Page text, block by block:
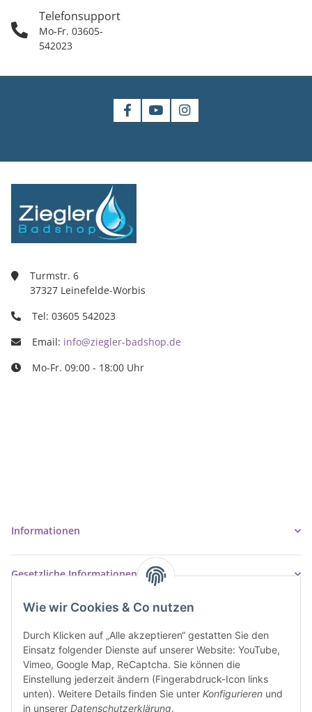
Wie wir Cookies & Co nutzen
Durch Klicken auf „Alle akzeptieren“ gestatten Sie den
Einsatz folgender Dienste auf unserer Website: YouTube,
Vimeo, Google Map, ReCaptcha. Sie können die
Einstellung jederzeit ändern (Fingerabdruck-Icon links
unten). Weitere Details finden Sie unter Konfigurieren und
in unserer Datenschutzerklärung.
Telefonsupport
Mo-Fr. 03605-
542023
Turmstr. 6
37327 Leinefelde-Worbis
Tel: 03605 542023
Email: info@ziegler-badshop.de
Mo-Fr. 09:00 - 18:00 Uhr
Informationen
Gesetzliche Informationen